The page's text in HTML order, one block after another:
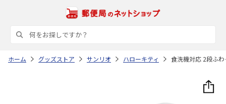
ホーム グッズストア サンリオ ハローキティ 食洗機対応 2段ふ